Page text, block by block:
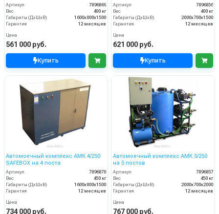
Артикул
7896869
Вес
400 кг
Габариты (ДхШхВ)
1600х800х1500
Гарантия
12 месяцев
Цена
561 000 руб.
Купить
Артикул
7896856
Вес
400 кг
Габариты (ДхШхВ)
2000х700х1500
Гарантия
12 месяцев
Цена
621 000 руб.
Купить
Автомоечный комплекс АМК 4/250
SAFEBOX на 4 поста
Артикул
7896870
Вес
450 кг
Габариты (ДхШхВ)
1600х800х1500
Гарантия
12 месяцев
Цена
734 000 руб.
Автомоечный комплекс АМК 5/250
на 5 постов
Артикул
7896857
Вес
450 кг
Габариты (ДхШхВ)
2000х700х2000
Гарантия
12 месяцев
Цена
767 000 руб.